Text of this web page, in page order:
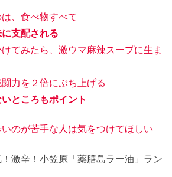
、食べ物すべて
支配される
てみたら、激ウマ麻辣スープに生ま
力を２倍にぶち上げる
ところもポイント
のが苦手な人は気をつけてほしい